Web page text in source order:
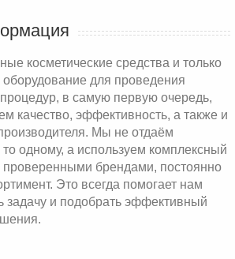
косметические средства и только
для проведения
процедур, в самую первую очередь,
качество, эффективность, а также и
Мы не отдаём
одному, а используем комплексный
проверенными брендами, постоянно
Это всегда помогает нам
задачу и подобрать эффективный